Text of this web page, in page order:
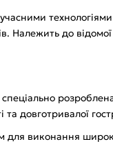
технологіями
до відомої
спеціально
та довготривалої
для виконання